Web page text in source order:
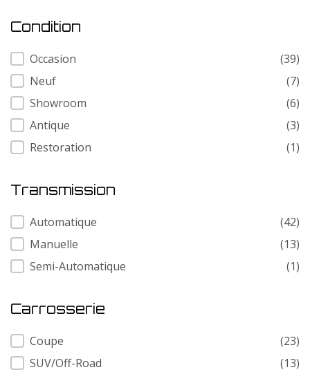
Condition
Condition
Occasion
(39)
Neuf
(7)
Showroom
(6)
Antique
(3)
Restoration
(1)
Transmission
Transmission
Automatique
(42)
Manuelle
(13)
Semi-Automatique
(1)
Carrosserie
Carrosserie
Coupe
(23)
SUV/Off-Road
(13)